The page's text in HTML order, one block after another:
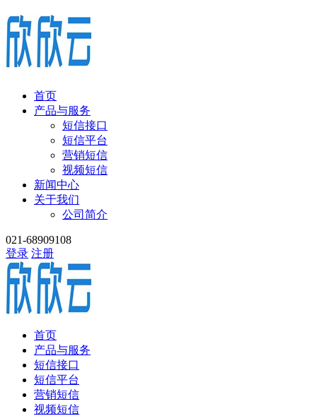
首页
产品与服务
短信接口
短信平台
营销短信
视频短信
新闻中心
关于我们
公司简介
021-68909108
登录 注册
首页
产品与服务
短信接口
短信平台
营销短信
视频短信